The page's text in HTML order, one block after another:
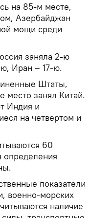
на 85-м месте,
Азербайджан
мощи среди
заняла 2-ю
ю, Иран – 17-ю.
Штаты,
место занял Китай.
Индия и
на четвертом и
60
определения
показатели
военно-морских
наличие